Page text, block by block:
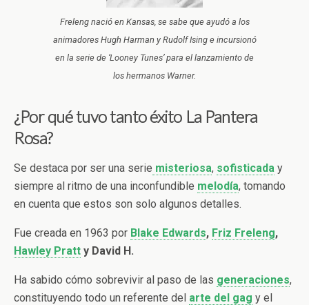
Freleng nació en Kansas, se sabe que ayudó a los
animadores Hugh Harman y Rudolf Ising e incursionó
en la serie de ‘Looney Tunes’ para el lanzamiento de
los hermanos Warner.
¿Por qué tuvo tanto éxito La Pantera
Rosa?
Se destaca por ser una serie misteriosa, sofisticada y
siempre al ritmo de una inconfundible melodía, tomando
en cuenta que estos son solo algunos detalles.
Fue creada en 1963 por Blake Edwards, Friz Freleng,
Hawley Pratt y David H.
Ha sabido cómo sobrevivir al paso de las generaciones,
constituyendo todo un referente del arte del gag y el